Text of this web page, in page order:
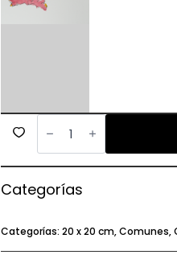
69
cantidad
Categorías
Categorías: 20 x 20 cm,Comunes,